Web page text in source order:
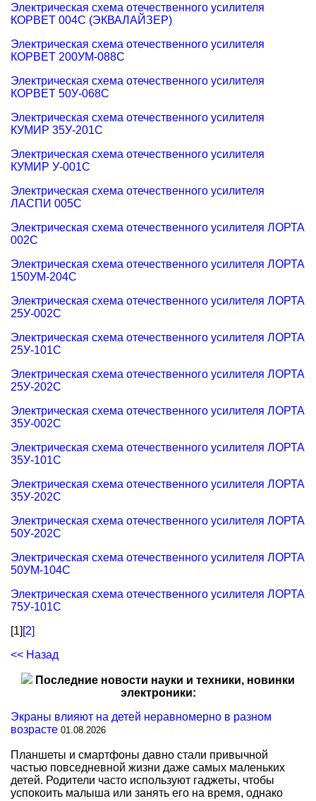
Электрическая схема отечественного усилителя
КОРВЕТ 004С (ЭКВАЛАЙЗЕР)
Электрическая схема отечественного усилителя
КОРВЕТ 200УМ-088С
Электрическая схема отечественного усилителя
КОРВЕТ 50У-068С
Электрическая схема отечественного усилителя
КУМИР 35У-201С
Электрическая схема отечественного усилителя
КУМИР У-001С
Электрическая схема отечественного усилителя
ЛАСПИ 005С
Электрическая схема отечественного усилителя ЛОРТА
002С
Электрическая схема отечественного усилителя ЛОРТА
150УМ-204С
Электрическая схема отечественного усилителя ЛОРТА
25У-002С
Электрическая схема отечественного усилителя ЛОРТА
25У-101С
Электрическая схема отечественного усилителя ЛОРТА
25У-202С
Электрическая схема отечественного усилителя ЛОРТА
35У-002С
Электрическая схема отечественного усилителя ЛОРТА
35У-101С
Электрическая схема отечественного усилителя ЛОРТА
35У-202С
Электрическая схема отечественного усилителя ЛОРТА
50У-202С
Электрическая схема отечественного усилителя ЛОРТА
50УМ-104С
Электрическая схема отечественного усилителя ЛОРТА
75У-101С
[1] [2]
<< Назад
Последние новости науки и техники, новинки
электроники:
Экраны влияют на детей неравномерно в разном
возрасте 01.08.2026
Планшеты и смартфоны давно стали привычной
частью повседневной жизни даже самых маленьких
детей. Родители часто используют гаджеты, чтобы
успокоить малыша или занять его на время, однако